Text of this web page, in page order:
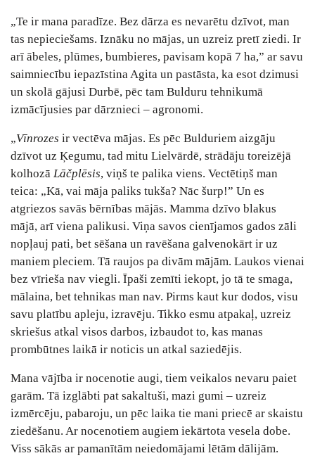
„Te ir mana paradīze. Bez dārza es nevarētu dzīvot, man
tas nepieciešams. Iznāku no mājas, un uzreiz pretī ziedi. Ir
arī ābeles, plūmes, bumbieres, pavisam kopā 7 ha,” ar savu
saimniecību iepazīstina Agita un pastāsta, ka esot dzimusi
un skolā gājusi Durbē, pēc tam Bulduru tehnikumā
izmācījusies par dārznieci – agronomi.
„Vīnrozes ir vectēva mājas. Es pēc Bulduriem aizgāju
dzīvot uz Ķegumu, tad mitu Lielvārdē, strādāju toreizējā
kolhozā Lāčplēsis, viņš te palika viens. Vectētiņš man
teica: „Kā, vai māja paliks tukša? Nāc šurp!” Un es
atgriezos savās bērnības mājās. Mamma dzīvo blakus
mājā, arī viena palikusi. Viņa savos cienījamos gados zāli
nopļauj pati, bet sēšana un ravēšana galvenokārt ir uz
maniem pleciem. Tā raujos pa divām mājām. Laukos vienai
bez vīrieša nav viegli. Īpaši zemīti iekopt, jo tā te smaga,
mālaina, bet tehnikas man nav. Pirms kaut kur dodos, visu
savu platību apleju, izravēju. Tikko esmu atpakaļ, uzreiz
skriešus atkal visos darbos, izbaudot to, kas manas
prombūtnes laikā ir noticis un atkal saziedējis.
Mana vājība ir nocenotie augi, tiem veikalos nevaru paiet
garām. Tā izglābti pat sakaltuši, mazi gumi ‒ uzreiz
izmērcēju, pabaroju, un pēc laika tie mani priecē ar skaistu
ziedēšanu. Ar nocenotiem augiem iekārtota vesela dobe.
Viss sākās ar pamanītām neiedomājami lētām dālijām.